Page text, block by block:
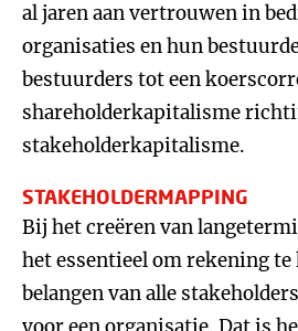
al jaren aan vertrouwen in
organisaties en hun
bestuurders tot een
shareholderkapitalisme
stakeholderkapitalisme.
STAKEHOLDERMAPPING
Bij het creëren van
het essentieel om rekening te
belangen van alle